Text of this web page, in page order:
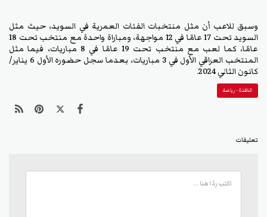
وسبق للاعب أن مثل منتخبات الفئات العمرية في السويد، حيث مثل
السويد تحت 17 عامًا في 12 مواجهة، ومباراة واحدة مع منتخب تحت 18
عامًا، كما لعب مع منتخب تحت 19 عامًا في 8 مباريات، فيما مثل
المنتخب العراقي الأول في 3 مباريات، بعدما سجل حضوره الأول 6 يناير/
كانون الثاني 2024.
النافذة - رياضة
تعليقات